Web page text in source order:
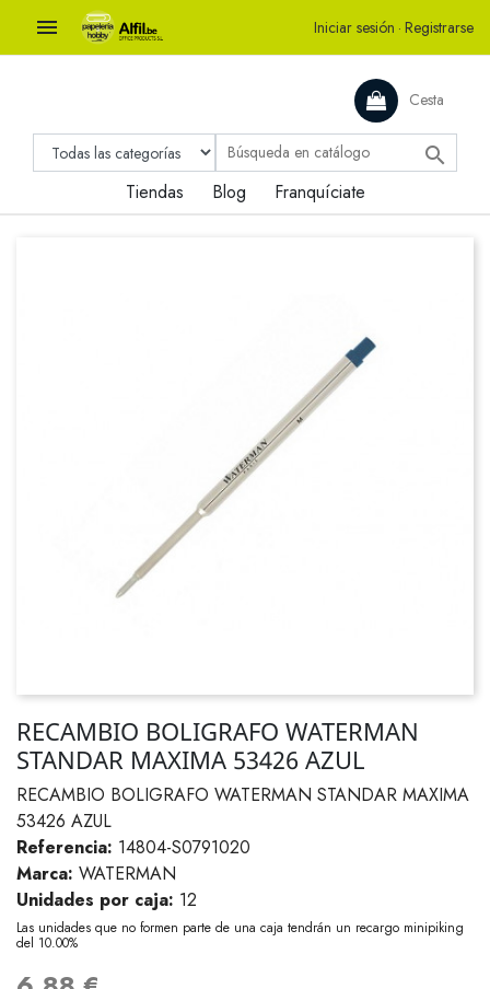
 Iniciar sesión · Registrarse
Cesta

Tiendas Blog Franquíciate
RECAMBIO BOLIGRAFO WATERMAN
STANDAR MAXIMA 53426 AZUL
RECAMBIO BOLIGRAFO WATERMAN STANDAR MAXIMA
53426 AZUL
Referencia: 14804-S0791020
Marca: WATERMAN
Unidades por caja: 12
Las unidades que no formen parte de una caja tendrán un recargo minipiking
del 10.00%